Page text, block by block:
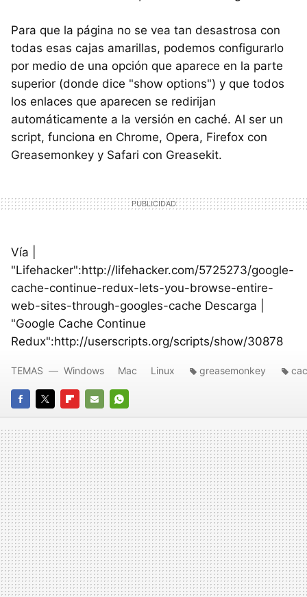
Para que la página no se vea tan desastrosa con
todas esas cajas amarillas, podemos configurarlo
por medio de una opción que aparece en la parte
superior (donde dice "show options") y que todos
los enlaces que aparecen se redirijan
automáticamente a la versión en caché. Al ser un
script, funciona en Chrome, Opera, Firefox con
Greasemonkey y Safari con Greasekit.
Vía |
"Lifehacker":http://lifehacker.com/5725273/google-
cache-continue-redux-lets-you-browse-entire-
web-sites-through-googles-cache Descarga |
"Google Cache Continue
Redux":http://userscripts.org/scripts/show/30878
FACEBOOK
TWITTERFLIPBOARD
E-
MAIL
WHATSAPP
TEMAS Windows Mac Linux greasemonkey